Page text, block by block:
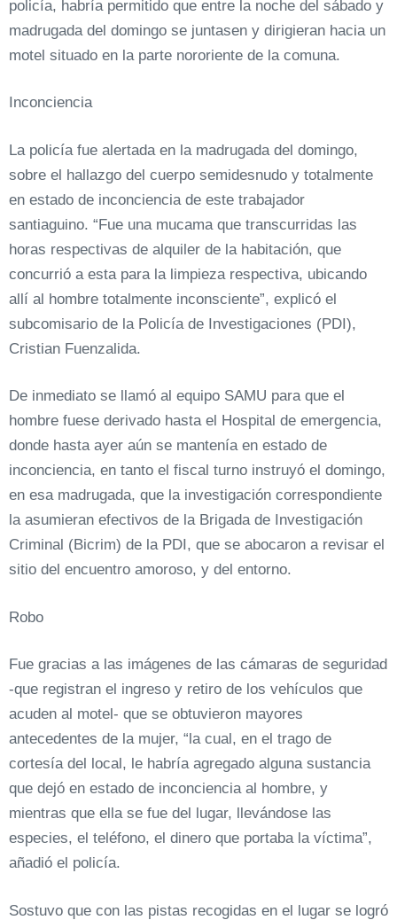
policía, habría permitido que entre la noche del sábado y
madrugada del domingo se juntasen y dirigieran hacia un
motel situado en la parte nororiente de la comuna.
Inconciencia
La policía fue alertada en la madrugada del domingo,
sobre el hallazgo del cuerpo semidesnudo y totalmente
en estado de inconciencia de este trabajador
santiaguino. “Fue una mucama que transcurridas las
horas respectivas de alquiler de la habitación, que
concurrió a esta para la limpieza respectiva, ubicando
allí al hombre totalmente inconsciente”, explicó el
subcomisario de la Policía de Investigaciones (PDI),
Cristian Fuenzalida.
De inmediato se llamó al equipo SAMU para que el
hombre fuese derivado hasta el Hospital de emergencia,
donde hasta ayer aún se mantenía en estado de
inconciencia, en tanto el fiscal turno instruyó el domingo,
en esa madrugada, que la investigación correspondiente
la asumieran efectivos de la Brigada de Investigación
Criminal (Bicrim) de la PDI, que se abocaron a revisar el
sitio del encuentro amoroso, y del entorno.
Robo
Fue gracias a las imágenes de las cámaras de seguridad
-que registran el ingreso y retiro de los vehículos que
acuden al motel- que se obtuvieron mayores
antecedentes de la mujer, “la cual, en el trago de
cortesía del local, le habría agregado alguna sustancia
que dejó en estado de inconciencia al hombre, y
mientras que ella se fue del lugar, llevándose las
especies, el teléfono, el dinero que portaba la víctima”,
añadió el policía.
Sostuvo que con las pistas recogidas en el lugar se logró